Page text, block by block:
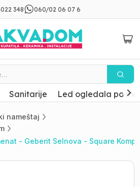
348 060/02 06 07 6
Sanitarije Led ogledala po
nameštaj
- Geberit Selnova - Square